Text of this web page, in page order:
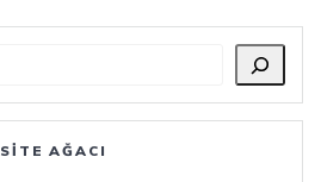
SITE AĞACI